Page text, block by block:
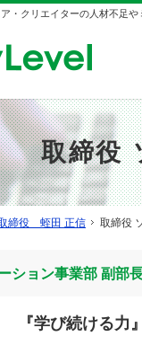
取締役
・クリエイターの人材不足や
締役 蛭田 正信 取締役
ション事業部 副部
『学び続ける